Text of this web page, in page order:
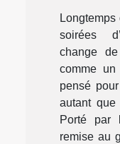
soirées
change
comme
pensé
autant que
Porté par
remise au